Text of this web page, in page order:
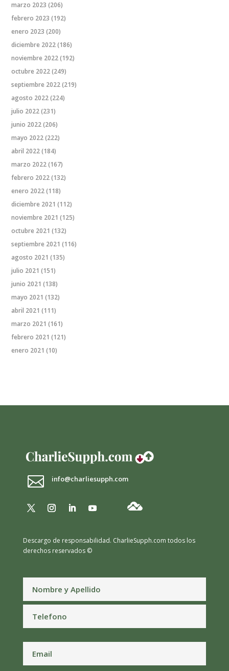
marzo 2023 (206)
febrero 2023 (192)
enero 2023 (200)
diciembre 2022(186)
noviembre 2022(192)
octubre 2022(249)
septiembre 2022(219)
agosto 2022(224)
julio 2022(231)
junio 2022(206)
mayo 2022(222)
abril 2022(184)
marzo 2022(167)
febrero 2022(132)
enero 2022(118)
diciembre 2021 (112)
noviembre 2021 (125)
octubre 2021 (132)
septiembre 2021 (116)
agosto 2021 (135)
julio 2021 (151)
junio 2021 (138)
mayo 2021 (132)
abril 2021 (111)
marzo 2021 (161)
febrero 2021 (121)
enero 2021 (10)
 info@charliesupph.com
Descargo de responsabilidad. CharlieSupph.com todos los
derechos reservados ©